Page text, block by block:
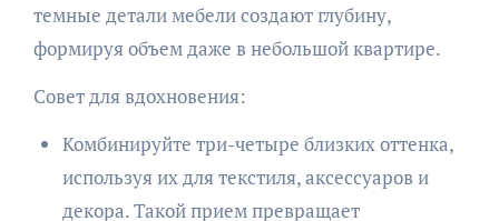
темные детали мебели создают глубину,
формируя объем даже в небольшой квартире.
Совет для вдохновения:
Комбинируйте три-четыре близких оттенка,
используя их для текстиля, аксессуаров и
декора. Такой прием превращает